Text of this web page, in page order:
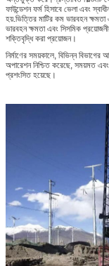
ফাউন্ডেশন ফর্ম হিসাবে ভেলা এবং
হয়.ভিত্তির মাটির কম ভারবহন ক্ষমতা
ভারবহন ক্ষমতা এবং সিসমিক
শক্তিবৃদ্ধি করা প্রয়োজন।
নির্মাণের সময়কালে, বিভিন্ন
অপারেশন নিশ্চিত করেছে, সময়মত এবং
প্রশংসিত হয়েছে।